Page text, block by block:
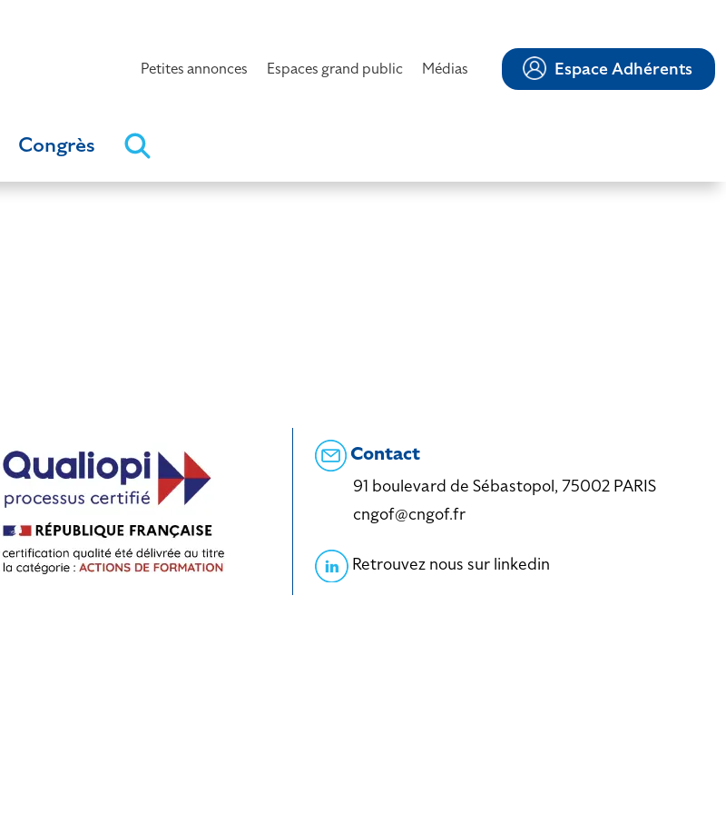
Petites annonces Espaces grand public Médias Espace Adhérents
Congrès
Contact
91 boulevard de Sébastopol, 75002 PARIS
cngof@cngof.fr
Retrouvez nous sur linkedin